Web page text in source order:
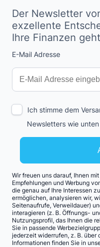
Der Newsletter
exzellente
Ihre Finanzen
E-Mail Adresse
Interests
Amount
Ich stimme dem
Newsletters wie
Wir freuen uns darauf, Ihnen
Empfehlungen und Werbung
die genau auf Ihre Interessen
ermöglichen, analysieren wir,
Seitenaufrufe, Verweildauer)
interagieren (z. B. Öffnungs-
Nutzungsprofil, das Ihnen die
Sie in passende
jederzeit widerrufen, z. B. über
Informationen finden Sie in